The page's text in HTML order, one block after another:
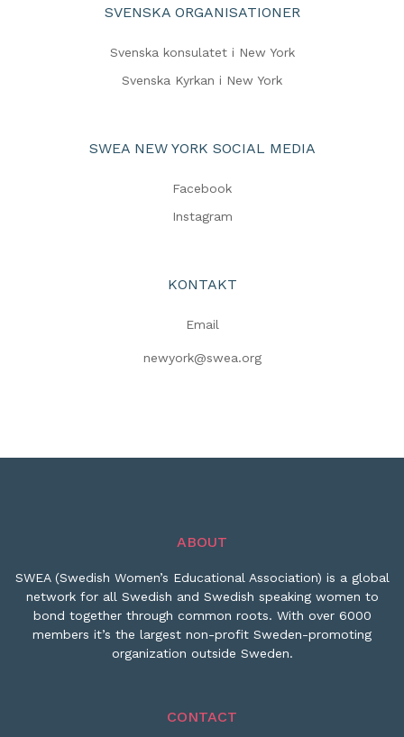
SVENSKA ORGANISATIONER
Svenska konsulatet i New York
Svenska Kyrkan i New York
SWEA NEW YORK SOCIAL MEDIA
Facebook
Instagram
KONTAKT
Email
newyork@swea.org
ABOUT
SWEA (Swedish Women’s Educational Association) is a global
network for all Swedish and Swedish speaking women to
bond together through common roots. With over 6000
members it’s the largest non-profit Sweden-promoting
organization outside Sweden.
CONTACT